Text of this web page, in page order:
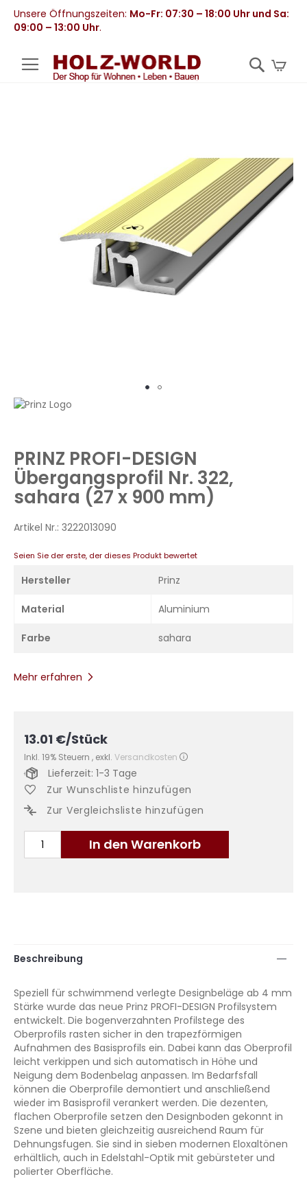
Unsere Öffnungszeiten: Mo-Fr: 07:30 – 18:00 Uhr und Sa:
09:00 – 13:00 Uhr.
Zum
springen
PRINZ PROFI-DESIGN
Übergangsprofil Nr. 322,
sahara (27 x 900 mm)
Artikel Nr.: 3222013090
Seien Sie der erste, der dieses Produkt bewertet
Hersteller Prinz
Material Aluminium
Farbe sahara
Mehr erfahren
13.01 €/Stück
Inkl. 19% Steuern , exkl. Versandkosten
In den Warenkorb
Lieferzeit: 1-3 Tage
Zur Wunschliste hinzufügen
Zur Vergleichsliste hinzufügen
Beschreibung
Speziell für schwimmend verlegte Designbeläge ab 4 mm
Stärke wurde das neue Prinz PROFI-DESIGN Profilsystem
entwickelt. Die bogenverzahnten Profilstege des
Oberprofils rasten sicher in den trapezförmigen
Aufnahmen des Basisprofils ein. Dabei kann das Oberprofil
leicht verkippen und sich automatisch in Höhe und
Neigung dem Bodenbelag anpassen. Im Bedarfsfall
können die Oberprofile demontiert und anschließend
wieder im Basisprofil verankert werden. Die dezenten,
flachen Oberprofile setzen den Designboden gekonnt in
Szene und bieten gleichzeitig ausreichend Raum für
Dehnungsfugen. Sie sind in sieben modernen Eloxaltönen
erhältlich, auch in Edelstahl-Optik mit gebürsteter und
polierter Oberfläche.